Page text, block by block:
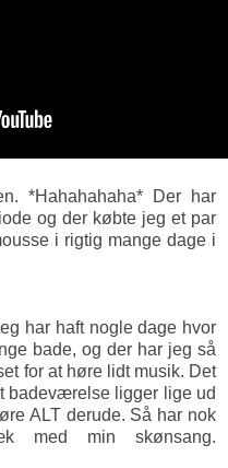
*Hahahahaha* Der har
og der købte jeg et par
i rigtig mange dage i
har haft nogle dage hvor
bade, og der har jeg så
for at høre lidt musik. Det
badeværelse ligger lige ud
ALT derude. Så har nok
med min skønsang.